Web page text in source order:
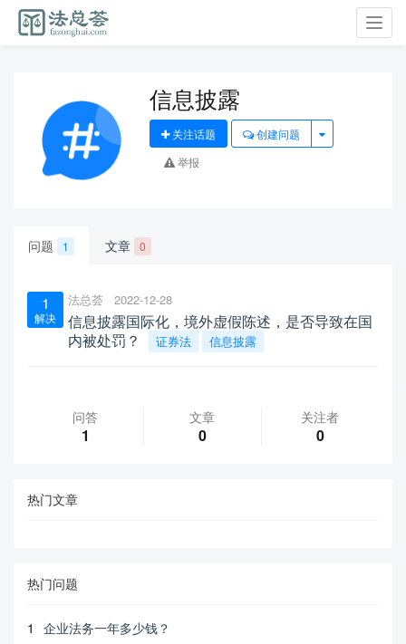
信息披露
关注话题
创建问题
举报
问题 1 文章 0
1
解决
法总荟 2022-12-28
信息披露国际化，境外虚假陈述，是否导致在国
内被处罚？
证券法 信息披露
问答
1
文章
0
关注者
0
热门文章
热门问题
1
企业法务一年多少钱？